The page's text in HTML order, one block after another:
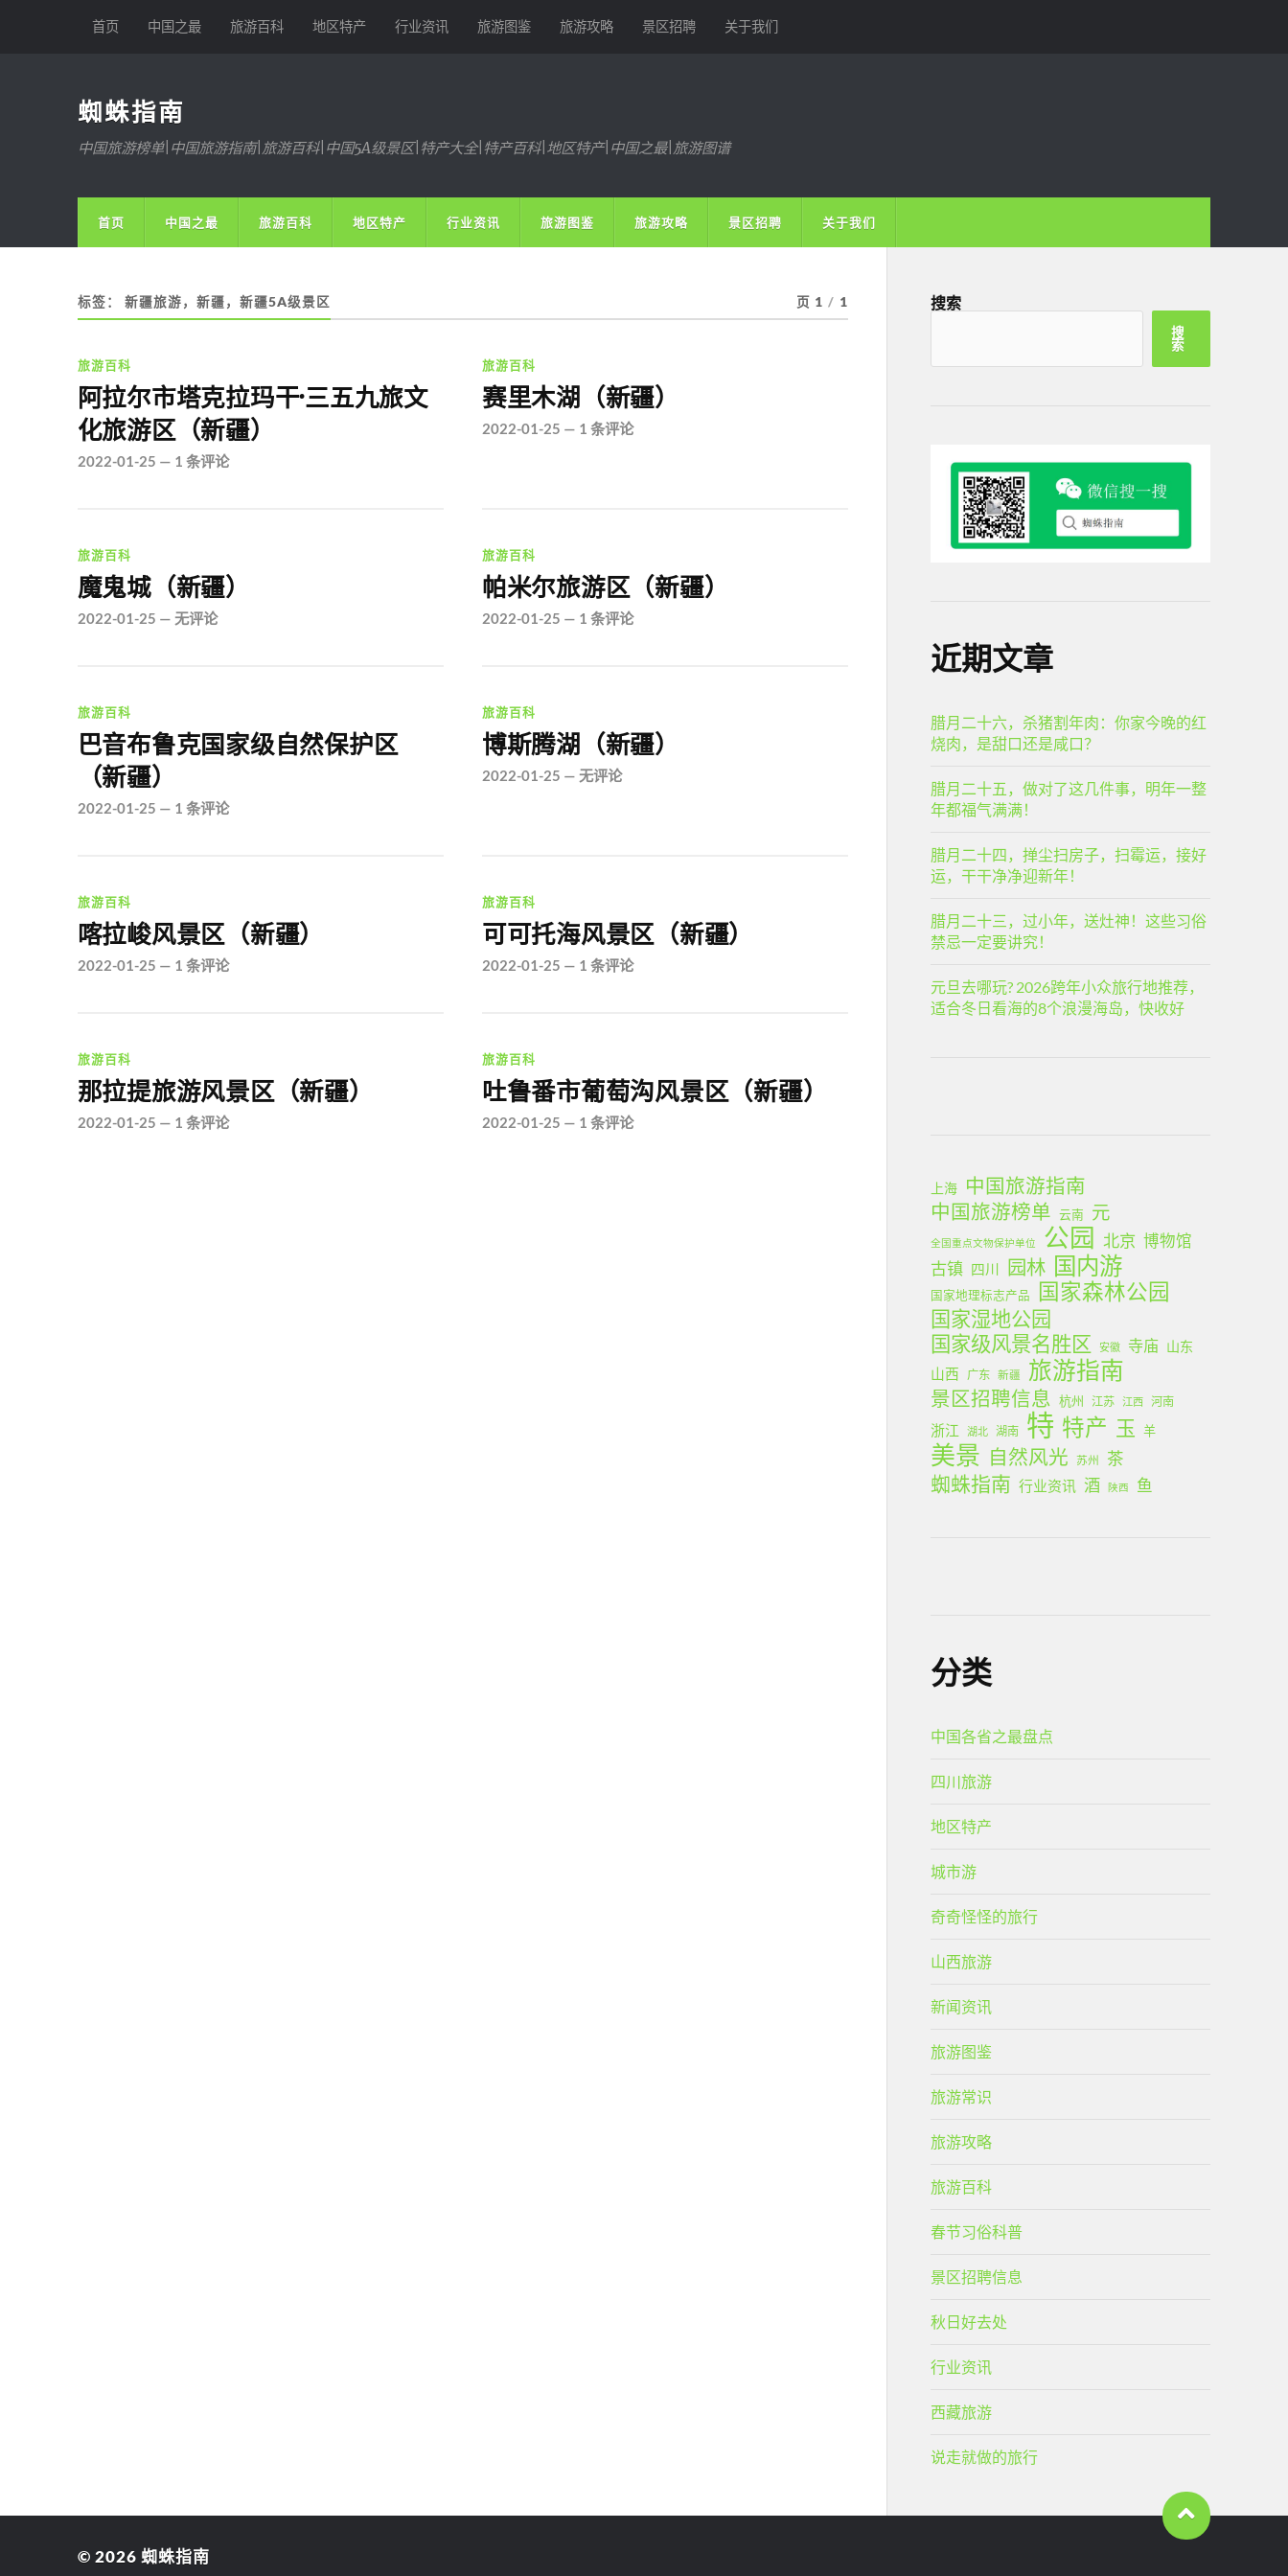
首页 中国之最 旅游百科 地区特产 行业资讯 旅游图鉴 旅游攻略 景区招聘 关于我们
蜘蛛指南
中国旅游榜单|中国旅游指南|旅游百科|中国5A级景区|特产大全|特产百科|地区特产|中国之最|旅游图谱
首页 中国之最 旅游百科 地区特产 行业资讯 旅游图鉴 旅游攻略 景区招聘 关于我们
标签： 新疆旅游，新疆，新疆5A级景区 页 1 / 1
旅游百科
阿拉尔市塔克拉玛干·三五九旅文
化旅游区（新疆）
2022-01-25 — 1 条评论
旅游百科
赛里木湖（新疆）
2022-01-25 — 1 条评论
旅游百科
魔鬼城（新疆）
2022-01-25 — 无评论
旅游百科
帕米尔旅游区（新疆）
2022-01-25 — 1 条评论
旅游百科
巴音布鲁克国家级自然保护区
（新疆）
2022-01-25 — 1 条评论
旅游百科
博斯腾湖（新疆）
2022-01-25 — 无评论
旅游百科
喀拉峻风景区（新疆）
2022-01-25 — 1 条评论
旅游百科
可可托海风景区（新疆）
2022-01-25 — 1 条评论
旅游百科
那拉提旅游风景区（新疆）
2022-01-25 — 1 条评论
旅游百科
吐鲁番市葡萄沟风景区（新疆）
2022-01-25 — 1 条评论
搜索
搜
索
近期文章
腊月二十六，杀猪割年肉：你家今晚的红
烧肉，是甜口还是咸口？
腊月二十五，做对了这几件事，明年一整
年都福气满满！
腊月二十四，掸尘扫房子，扫霉运，接好
运，干干净净迎新年！
腊月二十三，过小年，送灶神！这些习俗
禁忌一定要讲究！
元旦去哪玩? 2026跨年小众旅行地推荐，
适合冬日看海的8个浪漫海岛，快收好
上海
中国旅游指南
中国旅游榜单 云南 元
全国重点文物保护单位 公园 北京 博物馆
古镇 四川 园林 国内游
国家地理标志产品 国家森林公园
国家湿地公园
国家级风景名胜区
安徽 寺庙 山东
山西 广东 新疆 旅游指南
景区招聘信息 杭州 江苏 江西 河南
浙江 湖北 湖南 特 特产 玉 羊
美景 自然风光 苏州 茶
蜘蛛指南 行业资讯 酒 陕西 鱼
分类
中国各省之最盘点
四川旅游
地区特产
城市游
奇奇怪怪的旅行
山西旅游
新闻资讯
旅游图鉴
旅游常识
旅游攻略
旅游百科
春节习俗科普
景区招聘信息
秋日好去处
行业资讯
西藏旅游
说走就做的旅行
© 2026 蜘蛛指南